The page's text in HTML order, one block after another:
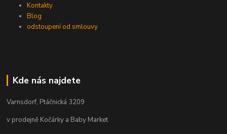
Kontakty
Blog
odstoupení od smlouvy
Kde nás najdete
Varnsdorf, Ptáčnická 3209
v prodejně Kočárky a Baby Market